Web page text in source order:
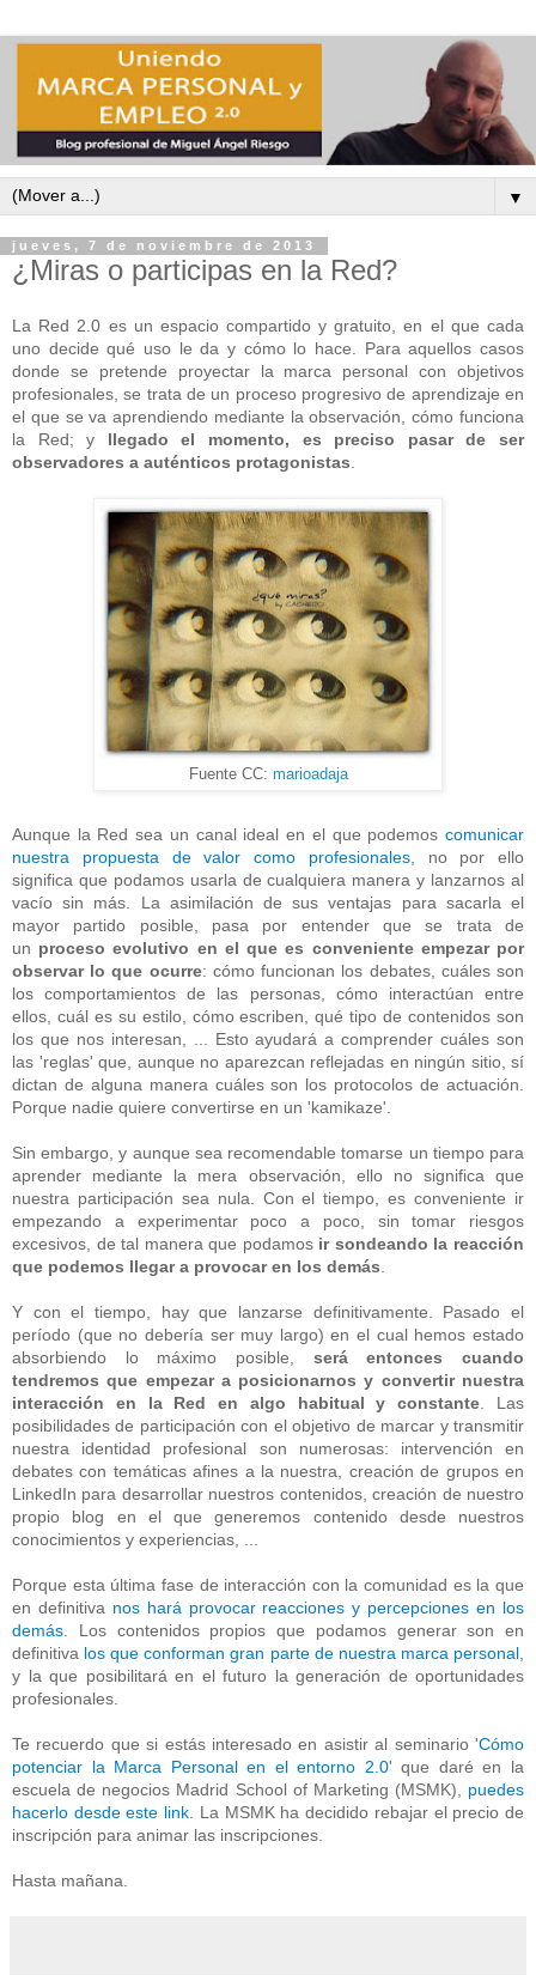
▼
jueves, 7 de noviembre de 2013
¿Miras o participas en la Red?
La Red 2.0 es un espacio compartido y gratuito, en el que cada
uno decide qué uso le da y cómo lo hace. Para aquellos casos
donde se pretende proyectar la marca personal con objetivos
profesionales, se trata de un proceso progresivo de aprendizaje en
el que se va aprendiendo mediante la observación, cómo funciona
la Red; y llegado el momento, es preciso pasar de ser
observadores a auténticos protagonistas.
Fuente CC: marioadaja
Aunque la Red sea un canal ideal en el que podemos comunicar
nuestra propuesta de valor como profesionales, no por ello
significa que podamos usarla de cualquiera manera y lanzarnos al
vacío sin más. La asimilación de sus ventajas para sacarla el
mayor partido posible, pasa por entender que se trata de
un proceso evolutivo en el que es conveniente empezar por
observar lo que ocurre: cómo funcionan los debates, cuáles son
los comportamientos de las personas, cómo interactúan entre
ellos, cuál es su estilo, cómo escriben, qué tipo de contenidos son
los que nos interesan, ... Esto ayudará a comprender cuáles son
las 'reglas' que, aunque no aparezcan reflejadas en ningún sitio, sí
dictan de alguna manera cuáles son los protocolos de actuación.
Porque nadie quiere convertirse en un 'kamikaze'.
Sin embargo, y aunque sea recomendable tomarse un tiempo para
aprender mediante la mera observación, ello no significa que
nuestra participación sea nula. Con el tiempo, es conveniente ir
empezando a experimentar poco a poco, sin tomar riesgos
excesivos, de tal manera que podamos ir sondeando la reacción
que podemos llegar a provocar en los demás
Y con el tiempo, hay que lanzarse definitivamente. Pasado el
período (que no debería ser muy largo) en el cual hemos estado
absorbiendo lo máximo posible, será entonces cuando
tendremos que empezar a posicionarnos y convertir nuestra
interacción en la Red en algo habitual y constante . Las
posibilidades de participación con el objetivo de marcar y transmitir
nuestra identidad profesional son numerosas: intervención en
debates con temáticas afines a la nuestra, creación de grupos en
LinkedIn para desarrollar nuestros contenidos, creación de nuestro
propio blog en el que generemos contenido desde nuestros
conocimientos y experiencias, ...
Porque esta última fase de interacción con la comunidad es la que
en definitiva nos hará provocar reacciones y percepciones en los
demás . Los contenidos propios que podamos generar son en
definitiva los que conforman gran parte de nuestra marca personal
y la que posibilitará en el futuro la generación de oportunidades
profesionales.
Te recuerdo que si estás interesado en asistir al seminario 'Cómo
potenciar la Marca Personal en el entorno 2.0' que daré en la
escuela de negocios Madrid School of Marketing (MSMK), puedes
hacerlo desde este link . La MSMK ha decidido rebajar el precio de
inscripción para animar las inscripciones.
Hasta mañana.